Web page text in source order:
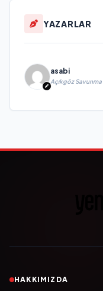
YAZARLAR
asabi
Açıkgöz Savunma
Savunma
HAKKIMIZDA